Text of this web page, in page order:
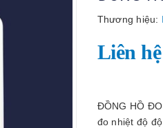
Thương hiệu:
Liên hệ
ĐỒNG HỒ
đo nhiệt độ